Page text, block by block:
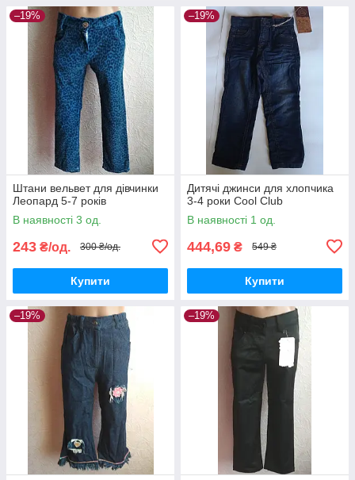
–19%
Штани вельвет для дівчинки
Леопард 5-7 років
В наявності 3 од.
243 ₴/од. 300 ₴/од.
Купити
–19%
Дитячі джинси для хлопчика
3-4 роки Cool Club
В наявності 1 од.
444,69 ₴ 549 ₴
Купити
–19% –19%